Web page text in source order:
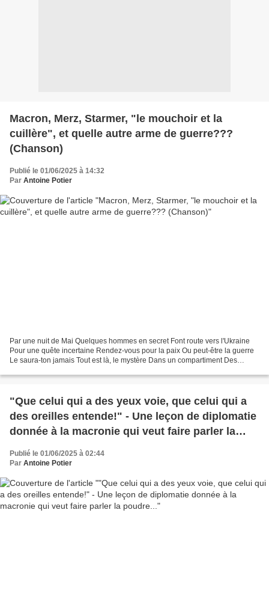
Macron, Merz, Starmer, "le mouchoir et la
cuillère", et quelle autre arme de guerre???
(Chanson)
Publié le 01/06/2025 à 14:32
Par Antoine Potier
Par une nuit de Mai Quelques hommes en secret Font route vers l'Ukraine
Pour une quête incertaine Rendez-vous pour la paix Ou peut-être la guerre
Le saura-ton jamais Tout est là, le mystère Dans un compartiment Des
"Que celui qui a des yeux voie, que celui qui a
des oreilles entende!" - Une leçon de diplomatie
donnée à la macronie qui veut faire parler la
poudre...
Publié le 01/06/2025 à 02:44
Par Antoine Potier